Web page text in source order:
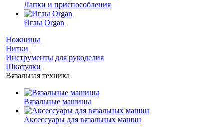
Лапки и приспособления
Иглы Organ
Ножницы
Нитки
Инструменты для рукоделия
Шкатулки
Вязальная техника
Вязальные машины
Аксессуары для вязальных машин